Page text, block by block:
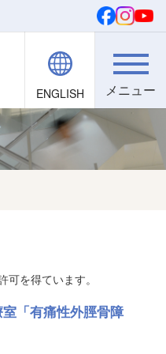
ご寄付
ENGLISH 検索
院内職員向け
文字・背景
を得ています。
「有痛性外脛骨障